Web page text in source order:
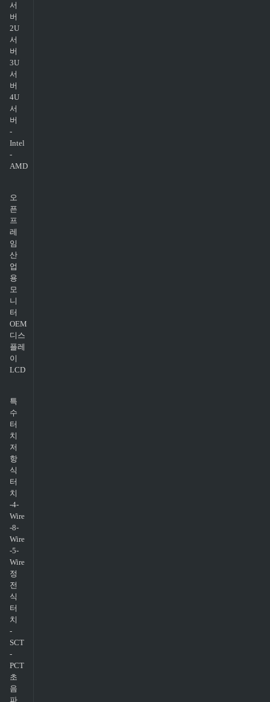
서
버
2U
서
버
3U
서
버
4U
서
버
-
Intel
-
AMD
오
픈
프
레
임
산
업
용
모
니
터
OEM
디스
플레
이
LCD
특
수
터
치
저
항
식
터
치
-4-
Wire
-8-
Wire
-5-
Wire
정
전
식
터
치
-
SCT
-
PCT
초
음
파